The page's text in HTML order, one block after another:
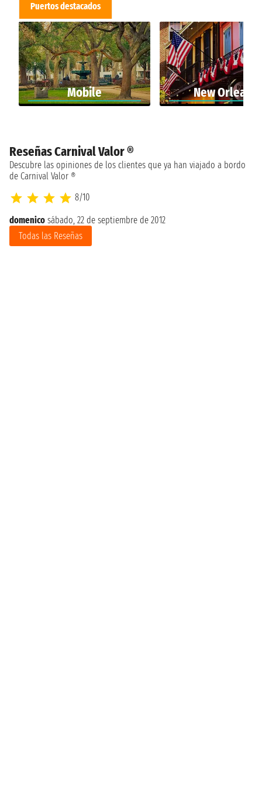
Puertos destacados
Mobile New Orleans
Reseñas Carnival Valor ®
Descubre las opiniones de los clientes que ya han viajado a bordo
de Carnival Valor ®
8/10
domenico sábado, 22 de septiembre de 2012
Todas las Reseñas